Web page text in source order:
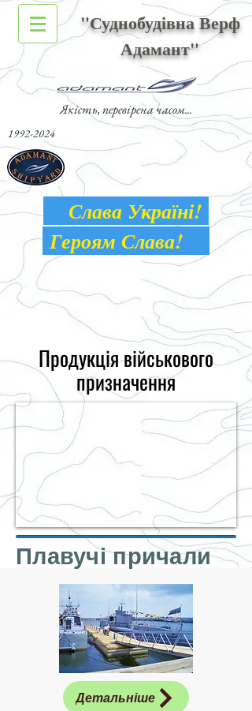
"Суднобудівна Верф
Адамант"
Якість, перевірена часом...
1992-2024
Слава Україні!
Героям Слава!
Продукція військового
призначення
Плавучі причали
Детальніше